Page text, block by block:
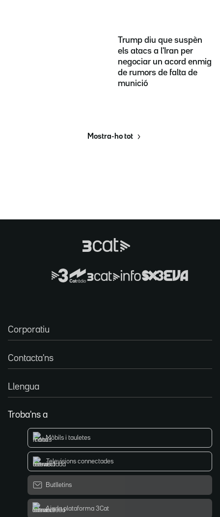
Trump diu que suspèn
els atacs a l'Iran per
negociar un acord enmig
de rumors de falta de
munició
Mostra-ho tot
Corporatiu
Contacta'ns
Llengua
Troba'ns a
Mòbils i tauletes
Televisions connectades
Butlletins
Ajuda plataforma 3Cat